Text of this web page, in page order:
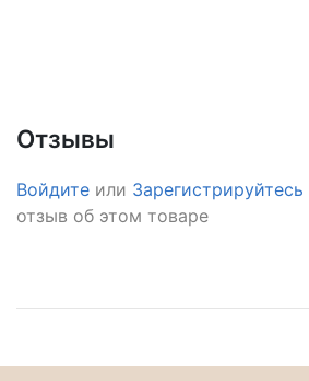
Отзывы
Войдите или Зарегистрируйтесь
отзыв об этом товаре